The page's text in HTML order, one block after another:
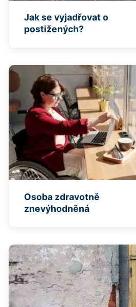
Jak se vyjadřovat o
postižených?
Osoba zdravotně
znevýhodněná